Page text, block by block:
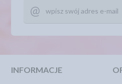
INFORMACJE